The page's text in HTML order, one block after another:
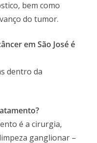
bem como
do tumor.
em São José é
dentro da
é a cirurgia,
ganglionar –